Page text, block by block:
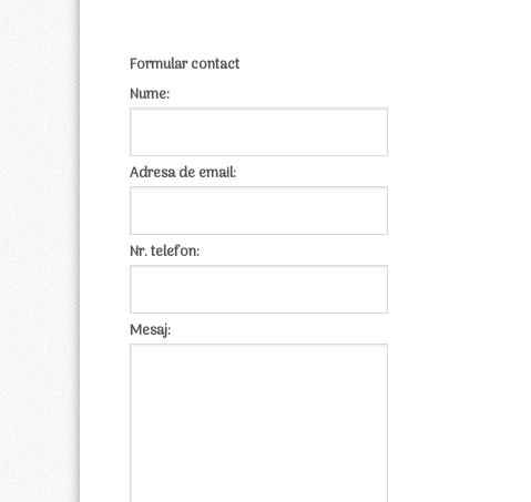
Formular contact
Nume:
Adresa de email:
Nr. telefon:
Mesaj: